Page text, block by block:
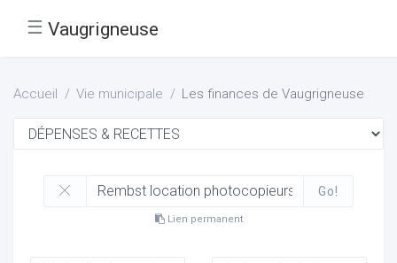
☰ Vaugrigneuse
Accueil Vie municipale Les finances de Vaugrigneuse
Go!
Lien permanent